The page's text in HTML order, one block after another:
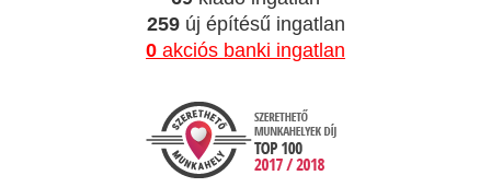
259új építésű ingatlan
0 akciós banki ingatlan